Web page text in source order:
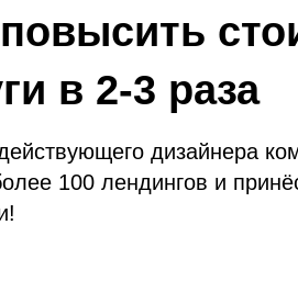
в 2-3 раза
дизайнера
100 лендингов и